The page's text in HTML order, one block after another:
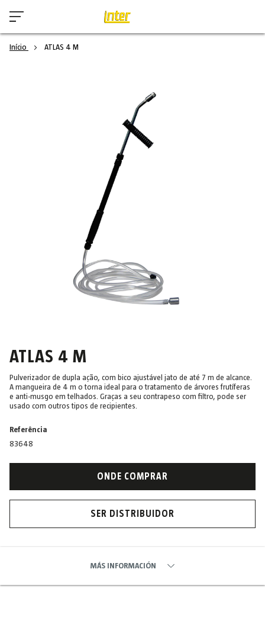
Início ATLAS 4 M
ATLAS 4 M
Pulverizador de dupla ação, com bico ajustável jato de até 7 m de alcance.
A mangueira de 4 m o torna ideal para o tratamento de árvores frutíferas
e anti-musgo em telhados. Graças a seu contrapeso com filtro, pode ser
usado com outros tipos de recipientes.
Referência
83648
ONDE COMPRAR
SER DISTRIBUIDOR
MÁS INFORMACIÓN